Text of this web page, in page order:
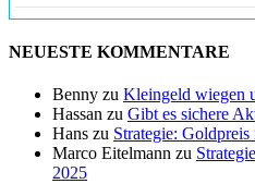
NEUESTE KOMMENTARE
Benny zu Kleingeld wiegen
Hassan zu Gibt es sichere
Hans zu Strategie:
Marco Eitelmann zu
2025